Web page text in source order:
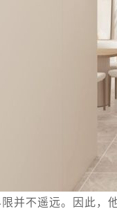
并不遥远。因此